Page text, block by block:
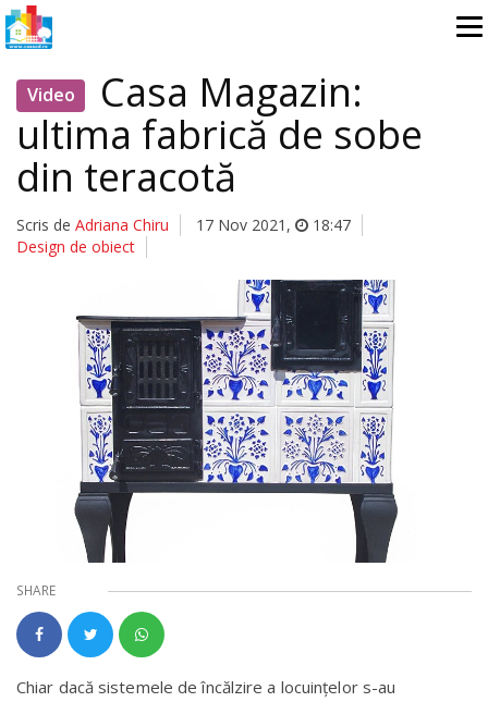
Video Casa Magazin:
ultima fabrică de sobe
din teracotă
Scris de Adriana Chiru 17 Nov 2021 ,
18:47
Design de obiect
SHARE
Chiar dacă sistemele de încălzire a locuințelor s-au